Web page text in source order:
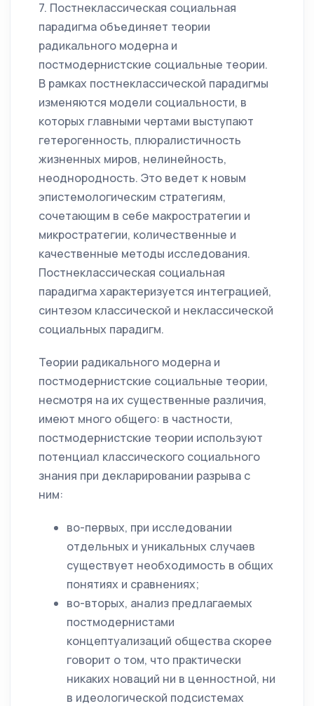
7. Постнеклассическая социальная
парадигма объединяет теории
радикального модерна и
постмодернистские социальные теории.
В рамках постнеклассической парадигмы
изменяются модели социальности, в
которых главными чертами выступают
гетерогенность, плюралистичность
жизненных миров, нелинейность,
неоднородность. Это ведет к новым
эпистемологическим стратегиям,
сочетающим в себе макростратегии и
микростратегии, количественные и
качественные методы исследования.
Постнеклассическая социальная
парадигма характеризуется интеграцией,
синтезом классической и неклассической
социальных парадигм.
Теории радикального модерна и
постмодернистские социальные теории,
несмотря на их существенные различия,
имеют много общего: в частности,
постмодернистские теории используют
потенциал классического социального
знания при декларировании разрыва с
ним:
во-первых, при исследовании
отдельных и уникальных случаев
существует необходимость в общих
понятиях и сравнениях;
во-вторых, анализ предлагаемых
постмодернистами
концептуализаций общества скорее
говорит о том, что практически
никаких новаций ни в ценностной, ни
в идеологической подсистемах